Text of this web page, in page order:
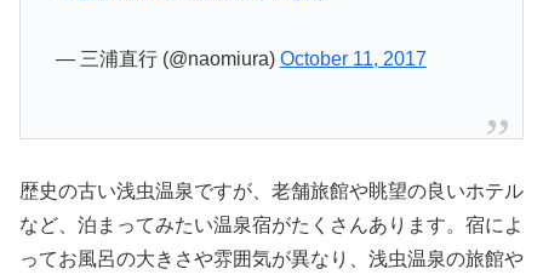
— 三浦直行 (@naomiura) October 11, 2017
歴史の古い浅虫温泉ですが、老舗旅館や眺望の良いホテル
など、泊まってみたい温泉宿がたくさんあります。宿によ
ってお風呂の大きさや雰囲気が異なり、浅虫温泉の旅館や